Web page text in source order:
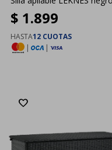
$ 1.899
HASTA12 CUOTAS
|
|